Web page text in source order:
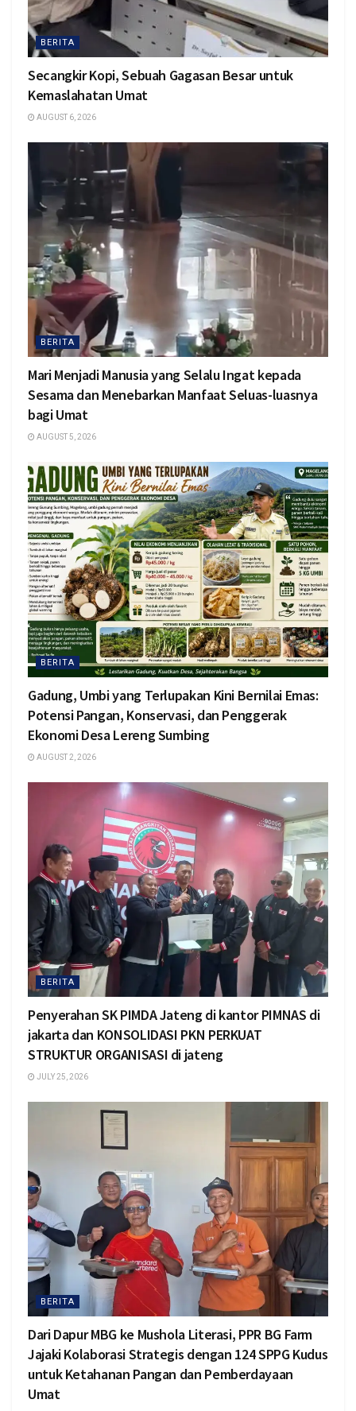
BERITA
Secangkir Kopi, Sebuah Gagasan Besar untuk
Kemaslahatan Umat
AUGUST 6, 2026
BERITA
Mari Menjadi Manusia yang Selalu Ingat kepada
Sesama dan Menebarkan Manfaat Seluas-luasnya
bagi Umat
AUGUST 5, 2026
BERITA
Gadung, Umbi yang Terlupakan Kini Bernilai Emas:
Potensi Pangan, Konservasi, dan Penggerak
Ekonomi Desa Lereng Sumbing
AUGUST 2, 2026
BERITA
Penyerahan SK PIMDA Jateng di kantor PIMNAS di
jakarta dan KONSOLIDASI PKN PERKUAT
STRUKTUR ORGANISASI di jateng
JULY 25, 2026
BERITA
Dari Dapur MBG ke Mushola Literasi, PPR BG Farm
Jajaki Kolaborasi Strategis dengan 124 SPPG Kudus
untuk Ketahanan Pangan dan Pemberdayaan
Umat